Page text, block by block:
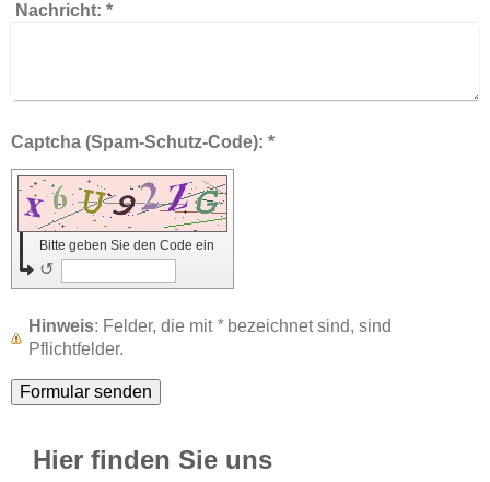
Nachricht: *
Captcha (Spam-Schutz-Code): *
Bitte geben Sie den Code ein
↺
Hinweis : Felder, die mit *bezeichnet sind, sind
Pflichtfelder.
Hier finden Sie uns